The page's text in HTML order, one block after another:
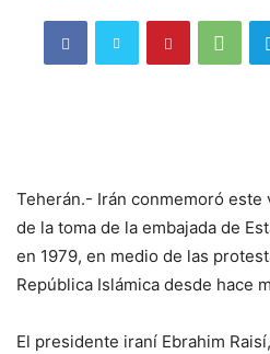
Teherán.- Irán conmemoró
de la toma de la embajada de
en 1979, en medio de las
República Islámica desde hace
El presidente iraní Ebrahim